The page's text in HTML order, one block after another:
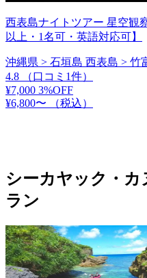
西表島ナイトツアー 星空観
以上・1名可・英語対応可】
沖縄県 > 石垣島 西表島 > 竹
4.8
（口コミ1件）
¥7,000 3%OFF
¥6,800〜
（税込）
シーカヤック・カ
ラン